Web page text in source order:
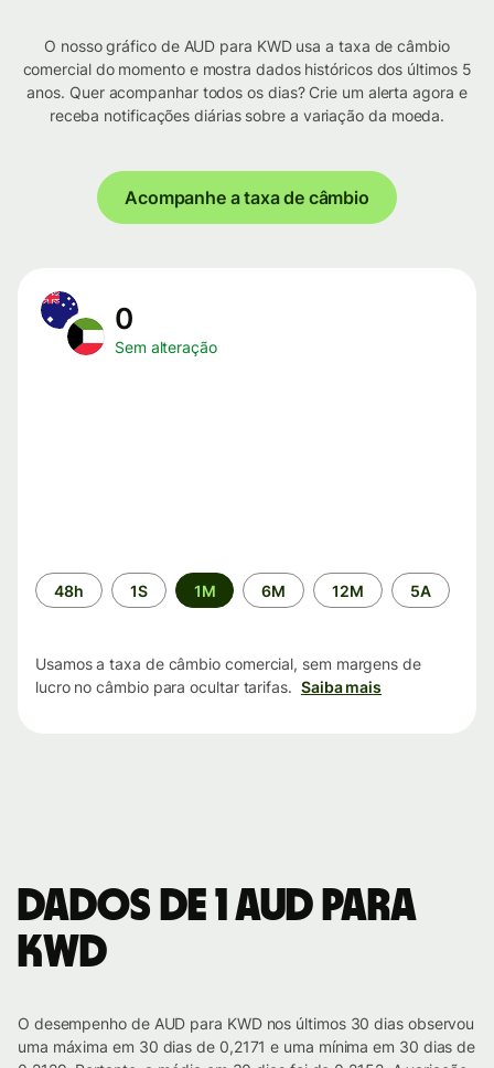
O nosso gráfico de AUD para KWD usa a taxa de câmbio
comercial do momento e mostra dados históricos dos últimos 5
anos. Quer acompanhar todos os dias? Crie um alerta agora e
receba notificações diárias sobre a variação da moeda.
Acompanhe a taxa de câmbio
0
Sem alteração
Período
de
48h 1S 1M 6M 12M 5A
Usamos a taxa de câmbio comercial, sem margens de
lucro no câmbio para ocultar tarifas. Saiba mais
Dados de 1 AUD para
KWD
O desempenho de AUD para KWD nos últimos 30 dias observou
uma máxima em 30 dias de 0,2171 e uma mínima em 30 dias de